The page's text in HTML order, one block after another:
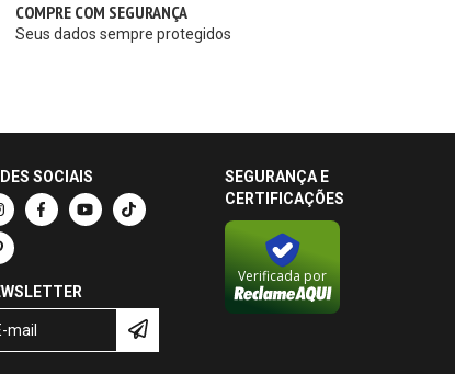
COMPRE COM SEGURANÇA
Seus dados sempre protegidos
SOCIAIS
SEGURANÇA E
CERTIFICAÇÕES
Verificada por